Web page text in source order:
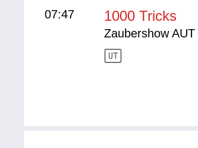
07:47 1000 Tricks
Zaubershow AUT